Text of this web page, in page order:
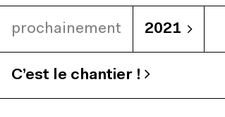
prochainement 2021
C’est le chantier !